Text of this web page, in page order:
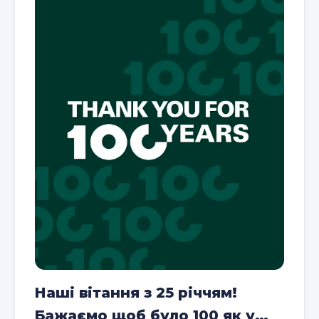
сильних партнерств і нових досягнень у
Наші вітання з 25 річчям!
Бажаємо щоб було 100 як у